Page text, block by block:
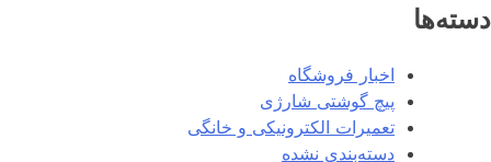
اخبار فروشگاه
پیچ گوشتی شارژی
تعمیرات الکترونیکی و خانگی
دسته‌بندی نشده